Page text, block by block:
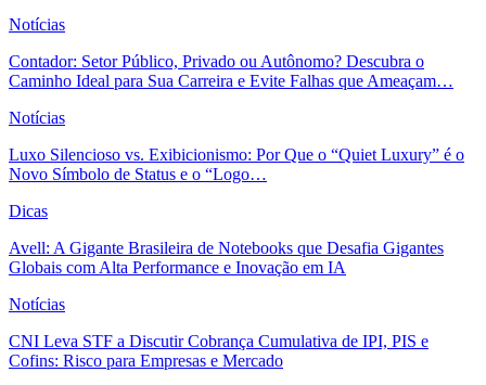
Notícias
Contador: Setor Público, Privado ou Autônomo? Descubra o
Caminho Ideal para Sua Carreira e Evite Falhas que Ameaçam…
Notícias
Luxo Silencioso vs. Exibicionismo: Por Que o “Quiet Luxury” é o
Novo Símbolo de Status e o “Logo…
Dicas
Avell: A Gigante Brasileira de Notebooks que Desafia Gigantes
Globais com Alta Performance e Inovação em IA
Notícias
CNI Leva STF a Discutir Cobrança Cumulativa de IPI, PIS e
Cofins: Risco para Empresas e Mercado